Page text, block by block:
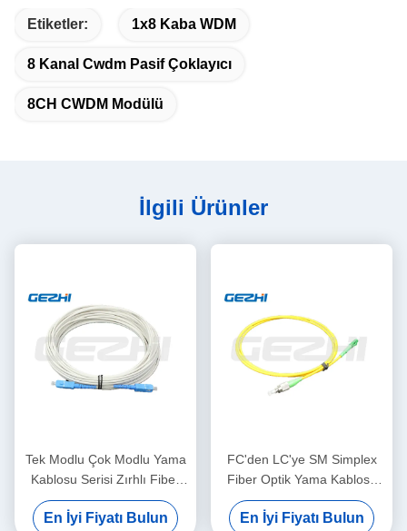
Etiketler: 1x8 Kaba WDM
8 Kanal Cwdm Pasif Çoklayıcı
8CH CWDM Modülü
İlgili Ürünler
Tek Modlu Çok Modlu Yama
Kablosu Serisi Zırhlı Fiber
Optik Yama Kablosu
En İyi Fiyatı Bulun
FC'den LC'ye SM Simplex
Fiber Optik Yama Kablosu
Veri İletimi İçin
Özelleştirilebilir Uzunluk
En İyi Fiyatı Bulun